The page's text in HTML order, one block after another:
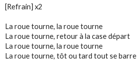
[Refrain] x2
La roue tourne, la roue tourne
La roue tourne, retour à la case départ
La roue tourne, la roue tourne
La roue tourne, tôt ou tard tout se barre